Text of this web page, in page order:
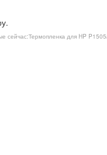
сейчас:Термопленка для HP